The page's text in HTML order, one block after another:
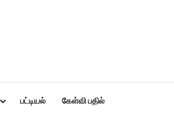
பட்டியல் கேள்வி பதில்